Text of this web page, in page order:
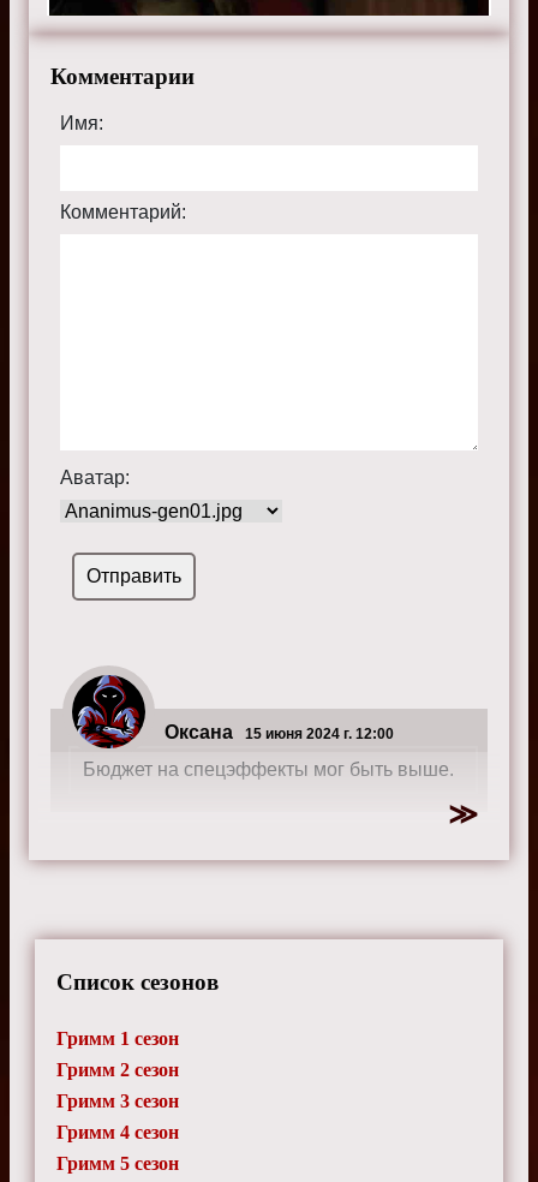
Комментарии
Имя:
Комментарий:
Аватар:
Оксана 15 июня 2024 г. 12:00
Бюджет на спецэффекты мог быть выше.
Список сезонов
Гримм 1 сезон
Гримм 2 сезон
Гримм 3 сезон
Гримм 4 сезон
Гримм 5 сезон